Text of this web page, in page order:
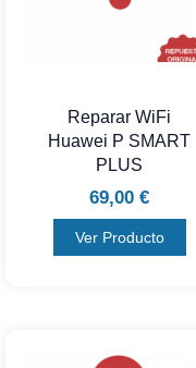
Reparar WiFi
Huawei P SMART
PLUS
69,00 €
Ver Producto